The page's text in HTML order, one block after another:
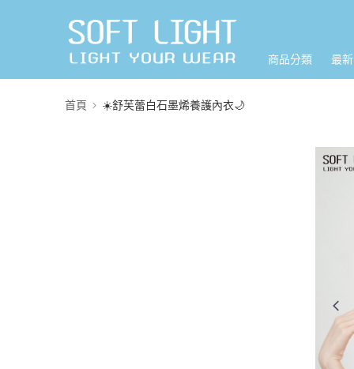
商品分類 最
首頁 ☀️舒芙蕾白石墨烯養護內衣🌙